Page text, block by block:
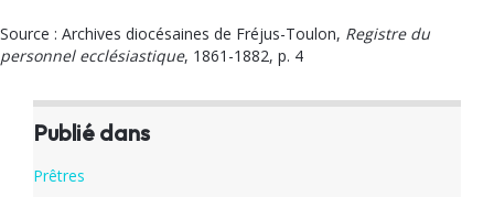
Source : Archives diocésaines de Fréjus-Toulon, Registre du
personnel ecclésiastique, 1861-1882, p. 4
Publié dans
Prêtres